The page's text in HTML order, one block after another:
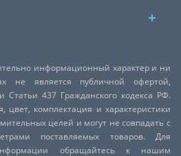
информационный характер и ни
не является публичной офертой,
Статьи 437 Гражданского кодекса РФ.
комплектация и характеристики
целей и могут не совпадать с
поставляемых товаров. Для
обращайтесь к нашим